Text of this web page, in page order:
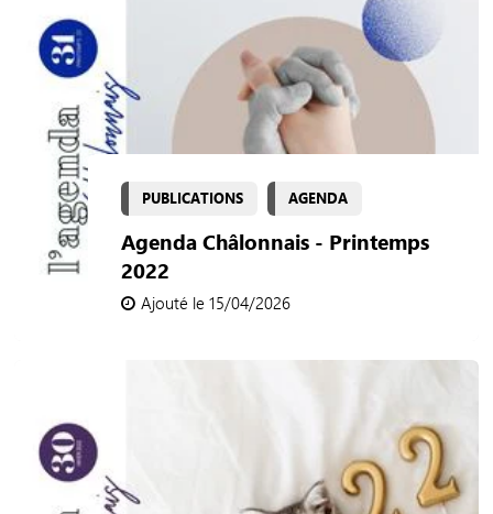
PUBLICATIONS AGENDA
Agenda Châlonnais - Printemps
2022
Ajouté le 15/04/2026